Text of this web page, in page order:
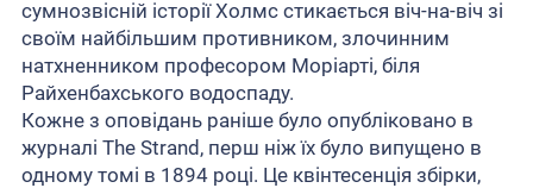
сумнозвісній історії Холмс стикається віч-на-віч зі
своїм найбільшим противником, злочинним
натхненником професором Моріарті, біля
Райхенбахського водоспаду.
Кожне з оповідань раніше було опубліковано в
журналі The Strand, перш ніж їх було випущено в
одному томі в 1894 році. Це квінтесенція збірки,